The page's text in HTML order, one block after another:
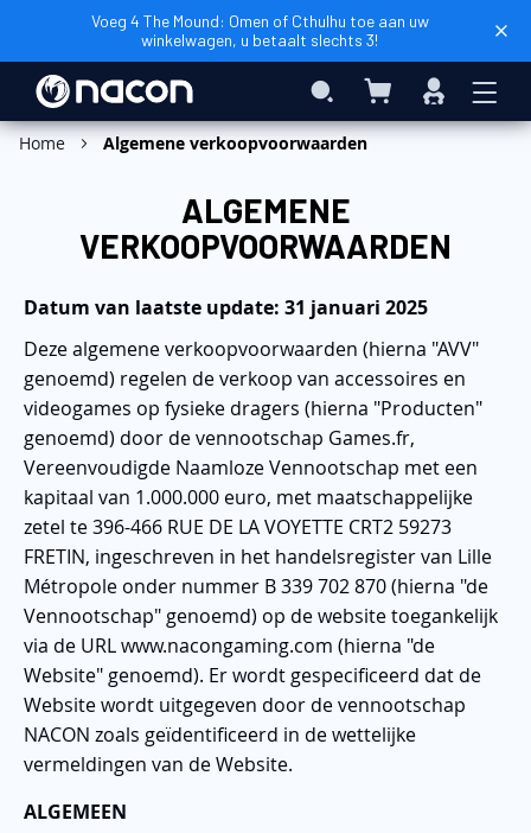
Voeg 4 The Mound: Omen of Cthulhu toe aan uw
winkelwagen, u betaalt slechts 3!
Search Winkelwagen
Inloggen
Home Algemene verkoopvoorwaarden
ALGEMENE
VERKOOPVOORWAARDEN
Datum van laatste update: 31 januari 2025
Deze algemene verkoopvoorwaarden (hierna "AVV"
genoemd) regelen de verkoop van accessoires en
videogames op fysieke dragers (hierna "Producten"
genoemd) door de vennootschap Games.fr,
Vereenvoudigde Naamloze Vennootschap met een
kapitaal van 1.000.000 euro, met maatschappelijke
zetel te 396-466 RUE DE LA VOYETTE CRT2 59273
FRETIN, ingeschreven in het handelsregister van Lille
Métropole onder nummer B 339 702 870 (hierna "de
Vennootschap" genoemd) op de website toegankelijk
via de URL www.nacongaming.com (hierna "de
Website" genoemd). Er wordt gespecificeerd dat de
Website wordt uitgegeven door de vennootschap
NACON zoals geïdentificeerd in de wettelijke
vermeldingen van de Website.
ALGEMEEN